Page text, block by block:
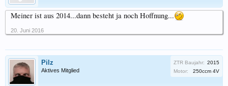
Meiner ist aus 2014...dann besteht ja noch Hoffnung...
20. Juni 2016
Pilz
Aktives Mitglied
ZTR Baujahr: 2015
Motor:
250ccm 4V